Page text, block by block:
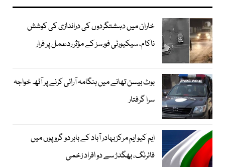
خاران میں دہشتگردوں کی دراندازی کی کوشش
ناکام، سیکیورٹی فورسز کے مؤثر ردعمل پر فرار
بوٹ بیسن تھانے میں ہنگامہ آرائی کرنے پر آٹھ خواجہ
سرا گرفتار
ایم کیو ایم مرکز بہادر آباد کے باہر دو گروپوں میں
فائرنگ، بھگدڑ سے دو افراد زخمی